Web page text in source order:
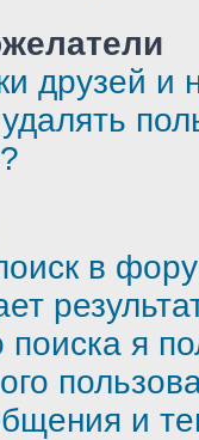
друзей и
в
поиска я
и